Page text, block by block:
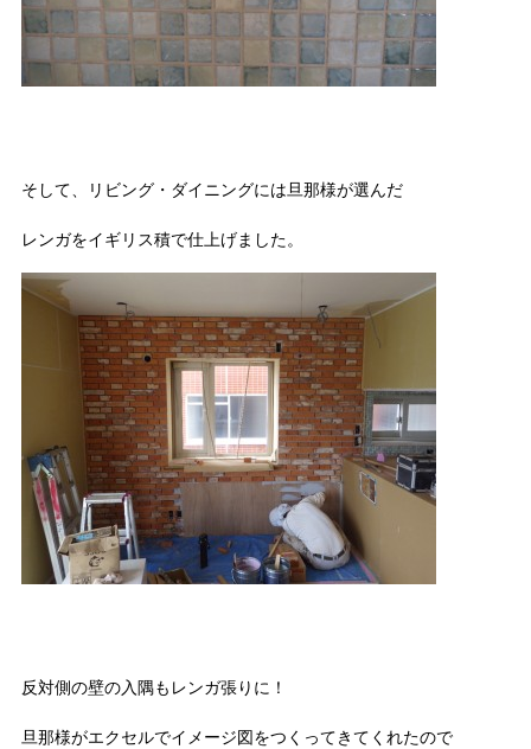
そして、リビング・ダイニングには旦那様が選んだ
レンガをイギリス積で仕上げました。
反対側の壁の入隅もレンガ張りに！
旦那様がエクセルでイメージ図をつくってきてくれたので